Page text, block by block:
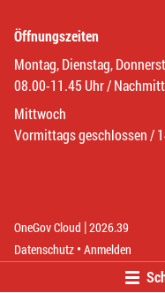
Öffnungszeiten
Montag, Dienstag,
08.00-11.45 Uhr /
Mittwoch
Vormittags geschlossen /
OneGov Cloud (External Link)
|2026.39
Datenschutz (External Link)
Anmelden